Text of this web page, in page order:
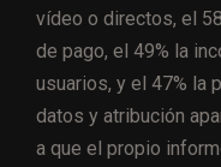
vídeo o directos, el
de pago, el 49% la
usuarios, y el 47% la
datos y atribución
a que el propio